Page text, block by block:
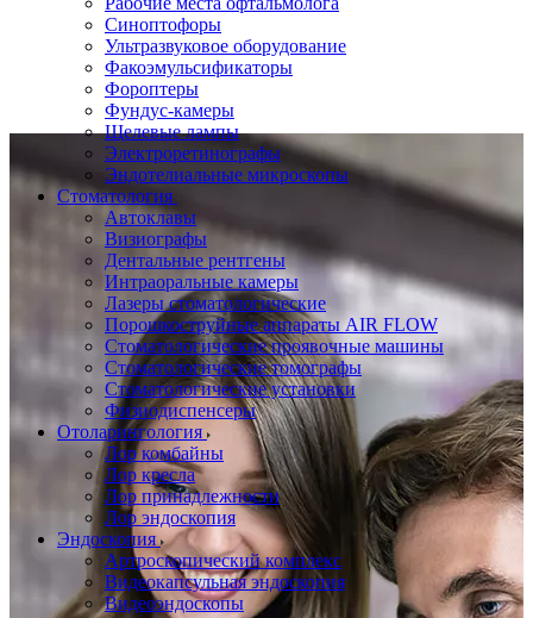
Синоптофоры
Ультразвуковое оборудование
Факоэмульсификаторы
Фороптеры
Фундус-камеры
Щелевые лампы
Электроретинографы
Эндотелиальные микроскопы
Стоматология
Автоклавы
Визиографы
Дентальные рентгены
Интраоральные камеры
Лазеры стоматологические
Порошкоструйные аппараты AIR FLOW
Стоматологические проявочные машины
Стоматологические томографы
Стоматологические установки
Физиодиспенсеры
Отоларингология
Лор комбайны
Лор кресла
Лор принадлежности
Лор эндоскопия
Эндоскопия
Артроскопический комплекс
Видеокапсульная эндоскопия
Видеоэндоскопы